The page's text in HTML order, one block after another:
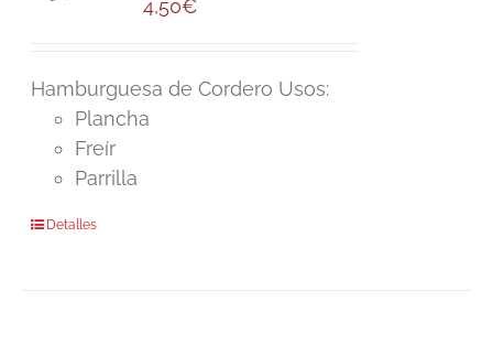
4,50€
Hamburguesa de Cordero Usos:
Plancha
Freír
Parrilla
Detalles